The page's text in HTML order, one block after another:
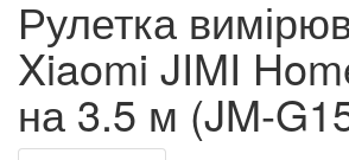
Рулетка
Xiaomi JIMI
на 3.5 м (JM-